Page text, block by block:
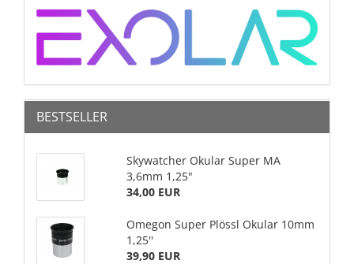
BESTSELLER
Skywatcher Okular Super MA
3,6mm 1,25"
34,00 EUR
Omegon Super Plössl Okular 10mm
1,25''
39,90 EUR